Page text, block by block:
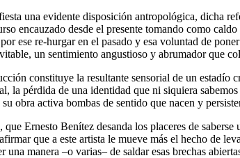
una evidente disposición antropológica, dicha
encauzado desde el presente tomando como
ese re-hurgar en el pasado y esa voluntad de
un sentimiento angustioso y abrumador que
constituye la resultante sensorial de un
la pérdida de una identidad que ni siquiera
obra activa bombas de sentido que nacen y
que Ernesto Benítez desanda los placeres de
que a este artista le mueve más el hecho de
una manera –o varias– de saldar esas brechas